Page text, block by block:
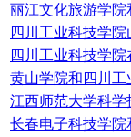
丽江文化旅游学院
四川工业科技学
四川工业科技学
黄山学院和四川工
江西师范大学科学
长春电子科技学院